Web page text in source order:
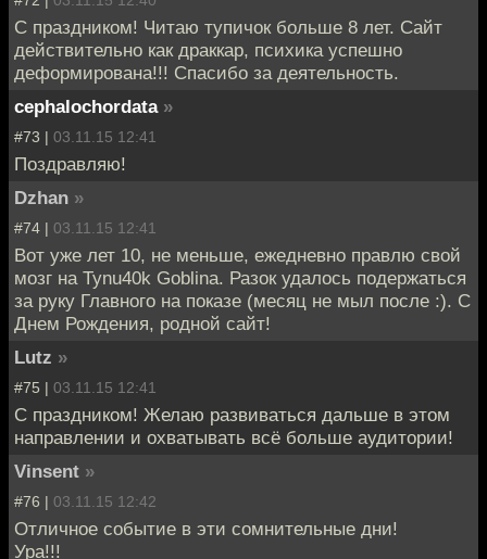
С праздником! Читаю тупичок больше 8 лет. Сайт
действительно как драккар, психика успешно
деформирована!!! Спасибо за деятельность.
cephalochordata »
#73 | 03.11.15 12:41
Поздравляю!
Dzhan »
#74 | 03.11.15 12:41
Вот уже лет 10, не меньше, ежедневно правлю свой
мозг на Tynu40k Goblinа. Разок удалось подержаться
за руку Главного на показе (месяц не мыл после :). С
Днем Рождения, родной сайт!
Lutz »
#75 | 03.11.15 12:41
С праздником! Желаю развиваться дальше в этом
направлении и охватывать всё больше аудитории!
Vinsent »
#76 | 03.11.15 12:42
Отличное событие в эти сомнительные дни!
Ура!!!